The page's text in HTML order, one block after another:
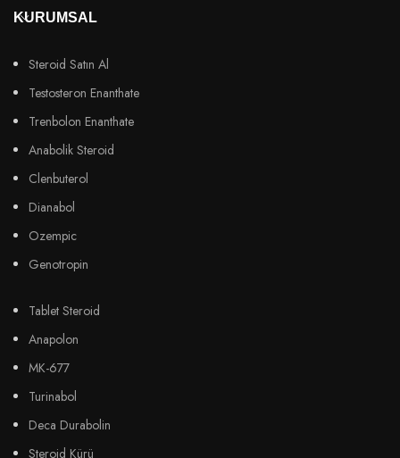
KURUMSAL
Steroid Satın Al
Testosteron Enanthate
Trenbolon Enanthate
Anabolik Steroid
Clenbuterol
Dianabol
Ozempic
Genotropin
Tablet Steroid
Anapolon
MK-677
Turinabol
Deca Durabolin
Steroid Kürü